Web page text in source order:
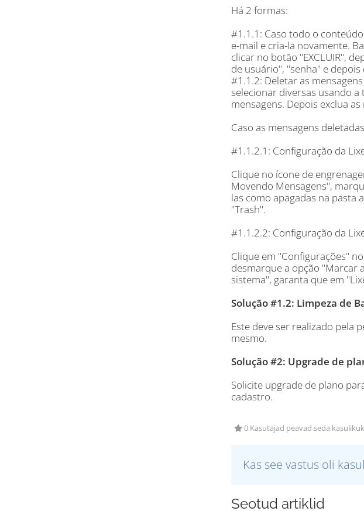
Há 2 formas:
#1.1.1: Caso todo o
e-mail e cria-la novamente.
clicar no botão "EXCLUIR",
de usuário", "senha" e depois
#1.1.2: Deletar as
selecionar diversas usando a
mensagens. Depois exclua
Caso as mensagens
#1.1.2.1: Configuração da
Clique no ícone de
Movendo Mensagens",
las como apagadas na pasta
"Trash".
#1.1.2.2: Configuração da
Clique em "Configurações"
desmarque a opção "Marcar
sistema", garanta que em
Solução #1.2: Limpeza de
Este deve ser realizado pela
mesmo.
Solução #2: Upgrade de
Solicite upgrade de plano
cadastro.
0 Kasutajad peavad seda
Kas see vastus oli
Seotud artiklid